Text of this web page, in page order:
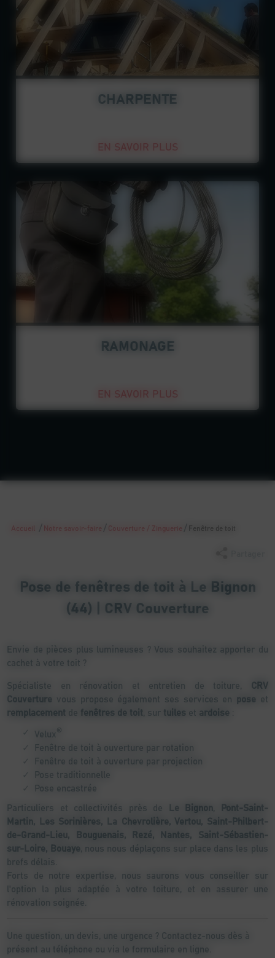
CHARPENTE
EN SAVOIR PLUS
RAMONAGE
EN SAVOIR PLUS
Accueil /Notre savoir-faire /Couverture / Zinguerie /Fenêtre de toit
Pose de fenêtres de toit à Le Bignon
(44) | CRV Couverture
Envie de pièces plus lumineuses ? Vous souhaitez apporter du
cachet à votre toit ?
Spécialiste en rénovation et entretien de toiture, CRV
Couverture vous propose également ses services en pose et
remplacement de fenêtres de toit , sur tuiles et ardoise :
Velux®
Fenêtre de toit à ouverture par rotation
Fenêtre de toit à ouverture par projection
Pose traditionnelle
Pose encastrée
Particuliers et collectivités près de Le Bignon, Pont-Saint-
Martin, Les Sorinières, La Chevrolière, Vertou, Saint-Philbert-
de-Grand-Lieu, Bouguenais, Rezé, Nantes, Saint-Sébastien-
sur-Loire, Bouaye , nous nous déplaçons sur place dans les plus
brefs délais.
Forts de notre expertise, nous saurons vous conseiller sur
l'option la plus adaptée à votre toiture, et en assurer une
rénovation soignée.
Une question, un devis, une urgence ? Contactez-nous dès à
présent au téléphone ou via le formulaire en ligne.